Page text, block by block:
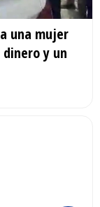
una mujer
y un